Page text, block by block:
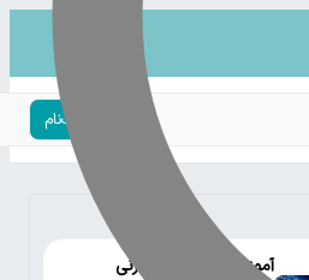
ورود | ثبت‌نام
آموزش رایگان میدجرنی